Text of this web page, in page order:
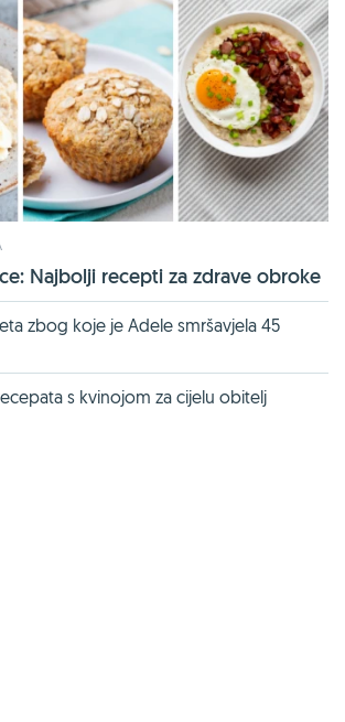
Najbolji recepti za zdrave obroke
zbog koje je Adele smršavjela 45
s kvinojom za cijelu obitelj